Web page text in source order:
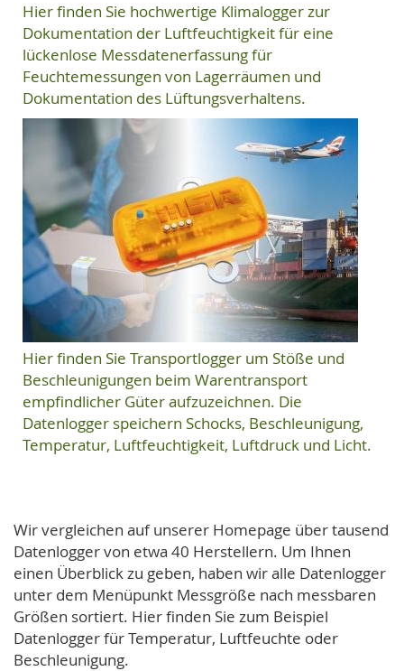
Hier finden Sie hochwertige Klimalogger zur
Dokumentation der Luftfeuchtigkeit für eine
lückenlose Messdatenerfassung für
Feuchtemessungen von Lagerräumen und
Dokumentation des Lüftungsverhaltens.
Hier finden Sie Transportlogger um Stöße und
Beschleunigungen beim Warentransport
empfindlicher Güter aufzuzeichnen. Die
Datenlogger speichern Schocks, Beschleunigung,
Temperatur, Luftfeuchtigkeit, Luftdruck und Licht.
Wir vergleichen auf unserer Homepage über tausend
Datenlogger von etwa 40 Herstellern. Um Ihnen
einen Überblick zu geben, haben wir alle Datenlogger
unter dem Menüpunkt Messgröße nach messbaren
Größen sortiert. Hier finden Sie zum Beispiel
Datenlogger für Temperatur, Luftfeuchte oder
Beschleunigung.